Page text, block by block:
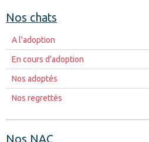
Nos chats
A l'adoption
En cours d'adoption
Nos adoptés
Nos regrettés
Nos NAC